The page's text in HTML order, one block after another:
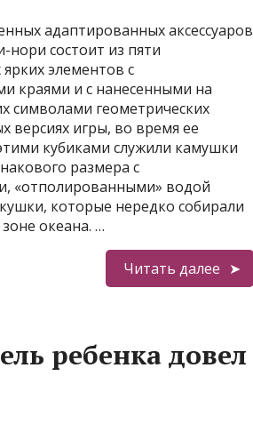
адаптированных аксессуаров
нори состоит из пяти
элементов с
краями и с нанесенными на
символами геометрических
версиях игры, во время ее
кубиками служили камушки
размера с
«отполированными» водой
которые нередко собирали
океана. …
Читать далее
ребенка довел